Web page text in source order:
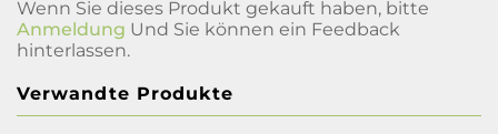
Wenn Sie dieses Produkt gekauft haben, bitte
Anmeldung Und Sie können ein Feedback
hinterlassen.
Verwandte Produkte